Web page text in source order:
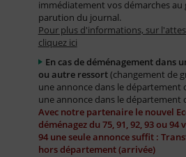
immédiatement vos démarches au
parution du journal.
Pour plus d'informations, sur
cliquez ici
En cas de déménagement dans
ou autre ressort(changement de
une annonce dans le département
une annonce dans le département
Avec notre partenaire le nouvel
déménagez du 75, 91, 92, 93 ou 94
94 une seule annonce suffit :
hors département (arrivée)